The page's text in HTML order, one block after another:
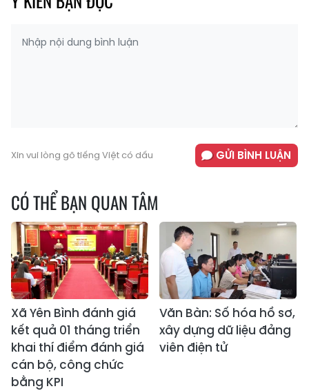
Xin vui lòng gõ tiếng Việt có dấu GỬI BÌNH LUẬN
CÓ THỂ BẠN QUAN TÂM
Xã Yên Bình đánh giá
kết quả 01 tháng triển
khai thí điểm đánh giá
cán bộ, công chức
bằng KPI
Văn Bàn: Số hóa hồ sơ,
xây dựng dữ liệu đảng
viên điện tử